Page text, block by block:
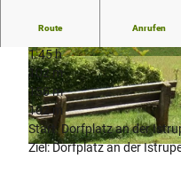
© Helmut Don, Unbekannt |CC-BY-SA
© Teutoburger Wald Tourismus/Stadt Brakel/
lmut Don |CC-BY-
Route Anrufen
1:45 h
102 m
156 m
102 m
Start: Dorfplatz an der
Ziel: Dorfplatz an der